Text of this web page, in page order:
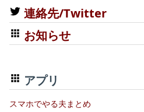
連絡先/Twitter
お知らせ
アプリ
スマホでやる夫まとめ